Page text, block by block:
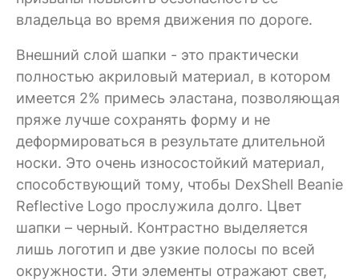
владельца во время движения по дороге.
Внешний слой шапки - это практически
полностью акриловый материал, в котором
имеется 2% примесь эластана, позволяющая
пряже лучше сохранять форму и не
деформироваться в результате длительной
носки. Это очень износостойкий материал,
способствующий тому, чтобы DexShell Beanie
Reflective Logo прослужила долго. Цвет
шапки – черный. Контрастно выделяется
лишь логотип и две узкие полосы по всей
окружности. Эти элементы отражают свет,